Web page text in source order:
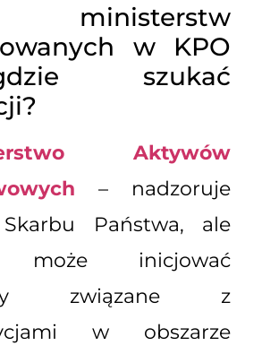
w KPO
szukać
Aktywów
– nadzoruje
Skarbu Państwa, ale
może inicjować
związane z
w obszarze